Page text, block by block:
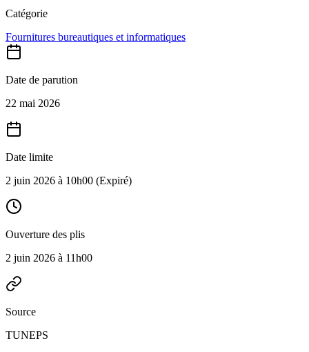
Catégorie
Fournitures bureautiques et informatiques
Date de parution
22 mai 2026
Date limite
2 juin 2026 à 10h00 (Expiré)
Ouverture des plis
2 juin 2026 à 11h00
Source
TUNEPS